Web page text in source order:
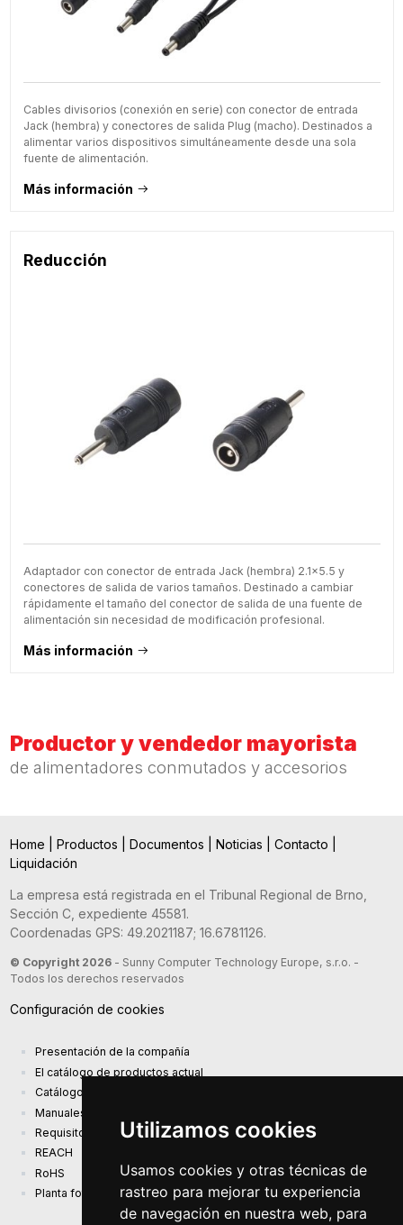
Utilizamos cookies
Usamos cookies y otras técnicas de
rastreo para mejorar tu experiencia
de navegación en nuestra web, para
Cables divisorios (conexión en serie) con conector de entrada
Jack (hembra) y conectores de salida Plug (macho). Destinados a
alimentar varios dispositivos simultáneamente desde una sola
fuente de alimentación.
Más información
Reducción
Adaptador con conector de entrada Jack (hembra) 2.1x5.5 y
conectores de salida de varios tamaños. Destinado a cambiar
rápidamente el tamaño del conector de salida de una fuente de
alimentación sin necesidad de modificación profesional.
Más información
Productor y vendedor mayorista
de alimentadores conmutados y accesorios
Home Productos Documentos Noticias Contacto
Liquidación
La empresa está registrada en el Tribunal Regional de Brno,
Sección C, expediente 45581.
Coordenadas GPS: 49.2021187; 16.6781126.
© Copyright 2026- Sunny Computer Technology Europe, s.r.o. -
Todos los derechos reservados
Configuración de cookies
Presentación de la compañía
El catálogo de productos actual
Catálogo de presentación
Manuales
Requisitos de diseño ecológico (EU) 2019/1782
REACH
RoHS
Planta fotovoltaica